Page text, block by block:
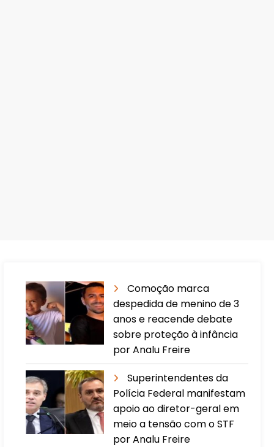
Comoção marca
despedida de menino de 3
anos e reacende debate
sobre proteção à infância
por Analu Freire
Superintendentes da
Polícia Federal manifestam
apoio ao diretor-geral em
meio a tensão com o STF
por Analu Freire